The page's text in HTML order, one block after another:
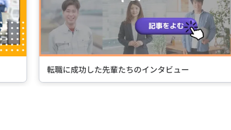
転職に成功した先輩たちのインタビュー